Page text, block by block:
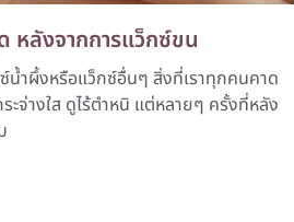
หลังจากการแว็กซ์ขน
น้ำผึ้งหรือแว็กซ์อื่นๆ สิ่งที่เราทุกคนคาด
จ่างใส ดูไร้ตำหนิ แต่หลายๆ ครั้งที่หลัง